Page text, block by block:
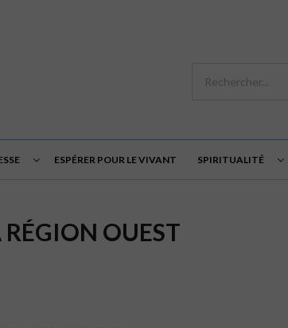
ESPÉRER POUR LE VIVANT SPIRITUALITÉ
RÉGION OUEST